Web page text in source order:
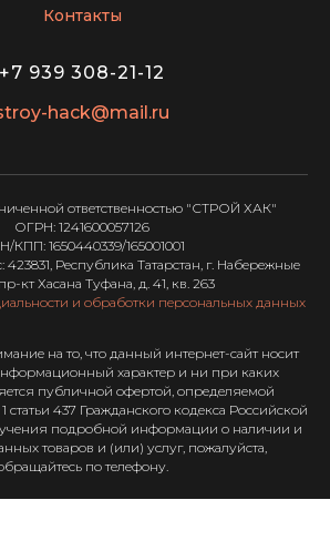
Контакты
+7 939 308-21-12
hack@mail.ru
ответственностью "СТРОЙ ХАК"
ОГРН: 1241600057126
КПП: 1650440339/165001001
Республика Татарстан, г. Набережные
кт Хасана Туфана, д. 41, кв. 263
и обработки персональных данных
на то, что данный интернет-сайт носит
характер и ни при каких
публичной офертой, определяемой
437 Гражданского кодекса Российской
подробной информации о наличии и
товаров и (или) услуг, пожалуйста,
по телефону.